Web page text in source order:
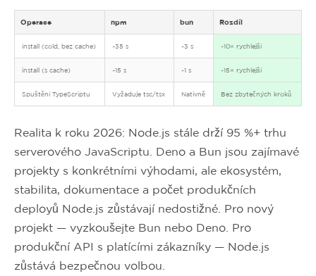
Operace npm bun Rozdíl
install (cold, bez cache) ~35 s ~3 s ~10× rychlejší
install (s cache) ~15 s ~1 s ~15× rychlejší
Spuštění TypeScriptu Vyžaduje tsc/tsx Nativně Bez zbytečných kroků
Realita k roku 2026: Node.js stále drží 95 %+ trhu
serverového JavaScriptu. Deno a Bun jsou zajímavé
projekty s konkrétními výhodami, ale ekosystém,
stabilita, dokumentace a počet produkčních
deployů Node.js zůstávají nedostižné. Pro nový
projekt — vyzkoušejte Bun nebo Deno. Pro
produkční API s platícími zákazníky — Node.js
zůstává bezpečnou volbou.